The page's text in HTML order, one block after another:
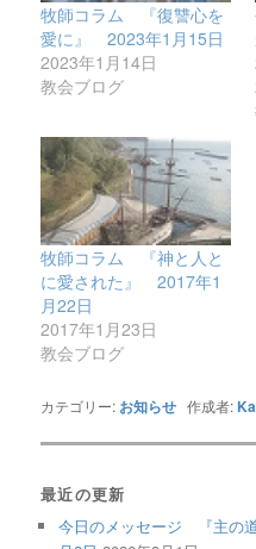
牧師コラム 『復讐心を
愛に』 2023年1月15日
2023年1月14日
教会ブログ
牧師コラム 『神と人と
に愛された』 2017年1
月22日
2017年1月23日
教会ブログ
カテゴリー: お知らせ 作成者:
最近の更新
今日のメッセージ 『主の